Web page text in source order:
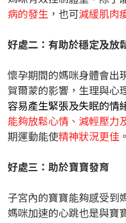
病的發生 ，也可減緩肌肉
好處二：有助於穩定及放
懷孕期間的媽咪身體會出
賀爾蒙的影響，生理與心
容易產生緊張及失眠的情
能夠放鬆心情、減輕壓力
期運動能使精神狀況更佳 。
好處三：助於寶寶發育
子宮內的寶寶能夠感受到
媽咪加速的心跳也是與寶